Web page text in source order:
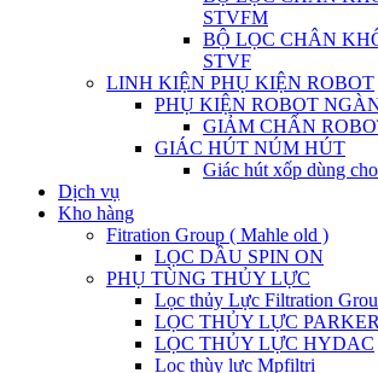
STVFM
BỘ LỌC CHÂN
STVF
LINH KIỆN PHỤ KIỆN ROBOT
PHỤ KIỆN ROBOT
GIẢM CHẤN
GIÁC HÚT NÚM HÚT
Giác hút xốp dùng
Dịch vụ
Kho hàng
Fitration Group ( Mahle old )
LỌC DẦU SPIN ON
PHỤ TÙNG THỦY LỰC
Lọc thủy Lực Filtration
LỌC THỦY LỰC PARKER
LỌC THỦY LỰC HYDAC
Lọc thùy lực Mpfiltri